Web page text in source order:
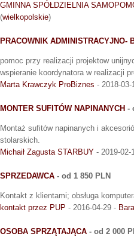
GMINNA SPÓŁDZIELNIA
(wielkopolskie)
PRACOWNIK ADMINISTRACYJNO-
pomoc przy realizacji projektow
wspieranie koordynatora w realizacji
Marta Krawczyk ProBiznes - 2018-03-
MONTER SUFITÓW NAPINANYCH -
Montaż sufitów napinanych i
stolarskich.
Michaił Zagusta STARBUY - 2019-02-
SPRZEDAWCA - od 1 850 PLN
Kontakt z klientami; obsługa
kontakt przez PUP - 2016-04-29 -
OSOBA SPRZĄTAJĄCA - od 2 000